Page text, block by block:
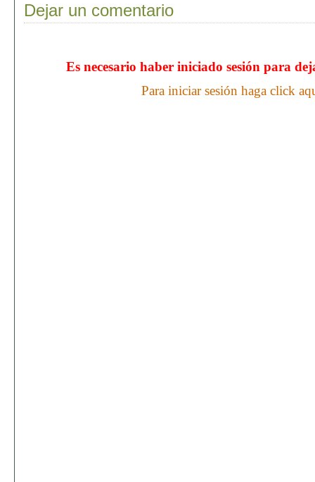
Dejar un comentario
Es necesario haber iniciado sesión para
Para iniciar sesión haga click